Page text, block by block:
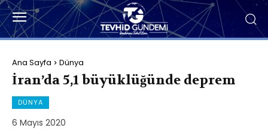
Ana Sayfa Dünya
İran’da 5,1 büyüklüğünde deprem
DÜNYA
6 Mayıs 2020